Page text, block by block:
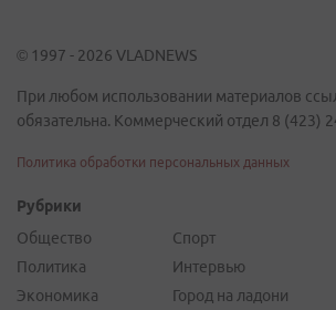
© 1997 - 2026 VLADNEWS
При любом использовании материалов
обязательна. Коммерческий отдел 8 (423)
Политика обработки персональных данных
Рубрики
Общество
Политика
Экономика
Спорт
Интервью
Город на ладони